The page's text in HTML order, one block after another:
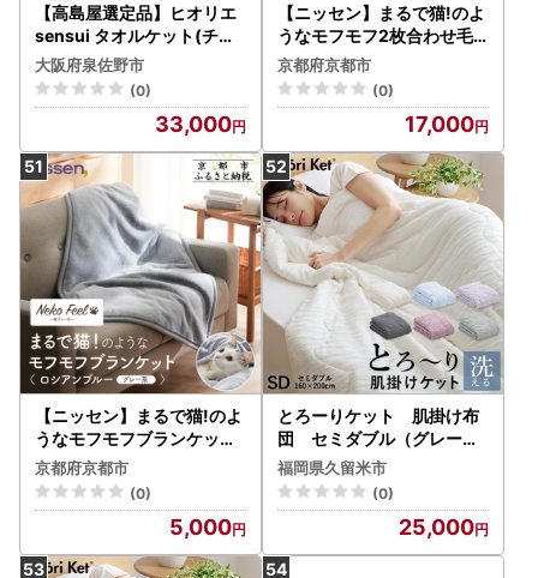
【高島屋選定品】ヒオリエ
sensui タオルケット(チャ
コール)
大阪府泉佐野市
(0)
33,000
【ニッセン】まるで猫!のよ
うなモフモフ2枚合わせ毛
布(猫Feel)ダブル ロシアン
ブルー(グレー系)
京都府京都市
(0)
17,000
【ニッセン】まるで猫!のよ
うなモフモフブランケット(
猫Feel) ロシアンブルー(グ
レー系)
京都府京都市
(0)
5,000
とろーりケット 肌掛け布
団 セミダブル（グレー）
〔Qc052-gy〕
福岡県久留米市
(0)
25,000